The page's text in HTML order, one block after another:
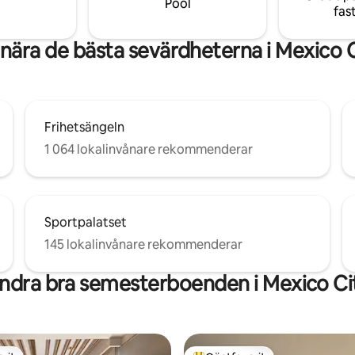
Pool
de bästa sevärdheterna i Mexico
Frihetsängeln
1 064 lokalinvånare rekommenderar
Sportpalatset
145 lokalinvånare rekommenderar
bra semesterboenden i Mexico